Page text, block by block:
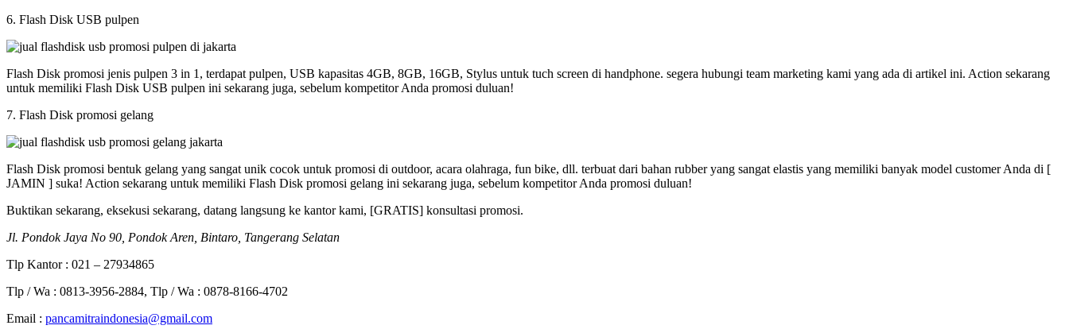
6. Flash Disk USB pulpen
Flash Disk promosi jenis pulpen 3 in 1, terdapat pulpen, USB kapasitas 4GB, 8GB, 16GB, Stylus untuk tuch screen di handphone. segera hubungi team marketing kami yang ada di artikel ini. Action sekarang
untuk memiliki Flash Disk USB pulpen ini sekarang juga, sebelum kompetitor Anda promosi duluan!
7. Flash Disk promosi gelang
Flash Disk promosi bentuk gelang yang sangat unik cocok untuk promosi di outdoor, acara olahraga, fun bike, dll. terbuat dari bahan rubber yang sangat elastis yang memiliki banyak model customer Anda di [
JAMIN ] suka! Action sekarang untuk memiliki Flash Disk promosi gelang ini sekarang juga, sebelum kompetitor Anda promosi duluan!
Buktikan sekarang, eksekusi sekarang, datang langsung ke kantor kami, [GRATIS] konsultasi promosi.
Jl. Pondok Jaya No 90, Pondok Aren, Bintaro, Tangerang Selatan
Tlp Kantor : 021 – 27934865
Tlp / Wa : 0813-3956-2884, Tlp / Wa : 0878-8166-4702
Email : pancamitraindonesia@gmail.com